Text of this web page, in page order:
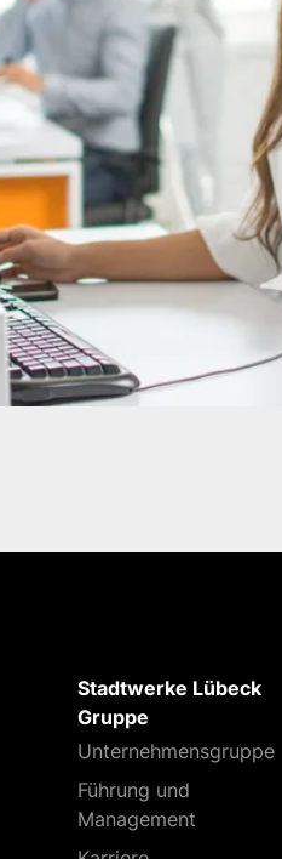
Stadtwerke Lübeck
Gruppe
Unternehmens­gruppe
Führung und
Management